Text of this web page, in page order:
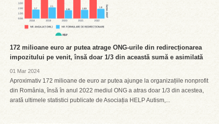
172 milioane euro ar putea atrage ONG-urile din redirecționarea
impozitului pe venit, însă doar 1/3 din această sumă e asimilată
01 Mar 2024
Aproximativ 172 milioane de euro ar putea ajunge la organizațiile nonprofit
din România, însă în anul 2022 mediul ONG a atras doar 1/3 din acestea,
arată ultimele statistici publicate de Asociația HELP Autism,...